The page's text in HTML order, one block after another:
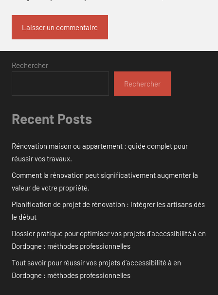
Rechercher
Rechercher
Recent Posts
Rénovation maison ou appartement : guide complet pour
réussir vos travaux.
Comment la rénovation peut significativement augmenter la
valeur de votre propriété.
Planification de projet de rénovation : Intégrer les artisans dès
le début
Dossier pratique pour optimiser vos projets d’accessibilité à en
Dordogne : méthodes professionnelles
Tout savoir pour réussir vos projets d’accessibilité à en
Dordogne : méthodes professionnelles